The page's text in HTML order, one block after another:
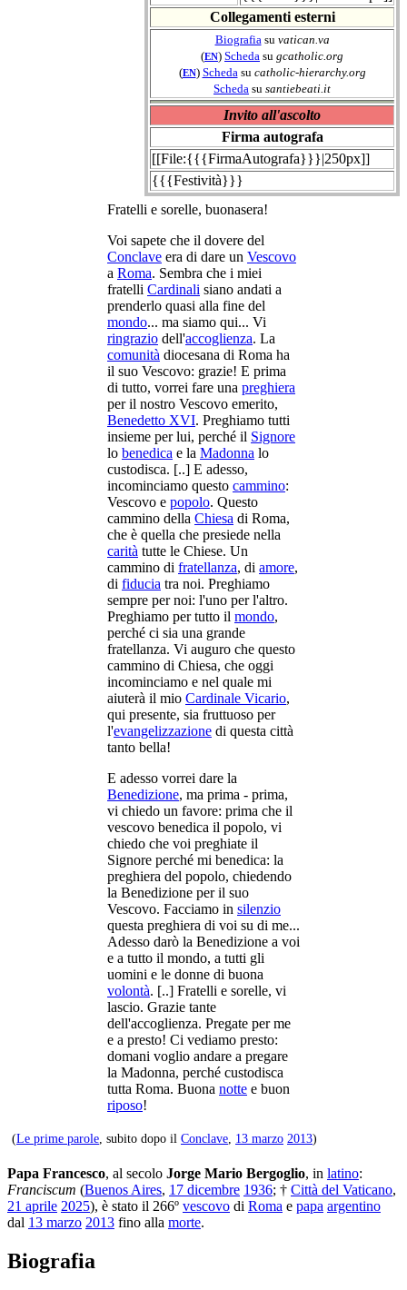
Collegamenti esterni
Biografia su vatican.va
(EN) Scheda su gcatholic.org
(EN) Scheda su catholic-hierarchy.org
Scheda su santiebeati.it
Invito all'ascolto
Firma autografa
[[File:{{{FirmaAutografa}}}|250px]]
{{{Festività}}}
Fratelli e sorelle, buonasera!
Voi sapete che il dovere del
Conclave era di dare un Vescovo
a Roma. Sembra che i miei
fratelli Cardinali siano andati a
prenderlo quasi alla fine del
mondo... ma siamo qui... Vi
ringrazio dell'accoglienza. La
comunità diocesana di Roma ha
il suo Vescovo: grazie! E prima
di tutto, vorrei fare una preghiera
per il nostro Vescovo emerito,
Benedetto XVI. Preghiamo tutti
insieme per lui, perché il Signore
lo benedica e la Madonna lo
custodisca. [..] E adesso,
incominciamo questo cammino:
Vescovo e popolo. Questo
cammino della Chiesa di Roma,
che è quella che presiede nella
carità tutte le Chiese. Un
cammino di fratellanza, di amore,
di fiducia tra noi. Preghiamo
sempre per noi: l'uno per l'altro.
Preghiamo per tutto il mondo,
perché ci sia una grande
fratellanza. Vi auguro che questo
cammino di Chiesa, che oggi
incominciamo e nel quale mi
aiuterà il mio Cardinale Vicario,
qui presente, sia fruttuoso per
l'evangelizzazione di questa città
tanto bella!
E adesso vorrei dare la
Benedizione, ma prima - prima,
vi chiedo un favore: prima che il
vescovo benedica il popolo, vi
chiedo che voi preghiate il
Signore perché mi benedica: la
preghiera del popolo, chiedendo
la Benedizione per il suo
Vescovo. Facciamo in silenzio
questa preghiera di voi su di me...
Adesso darò la Benedizione a voi
e a tutto il mondo, a tutti gli
uomini e le donne di buona
volontà. [..] Fratelli e sorelle, vi
lascio. Grazie tante
dell'accoglienza. Pregate per me
e a presto! Ci vediamo presto:
domani voglio andare a pregare
la Madonna, perché custodisca
tutta Roma. Buona notte e buon
riposo!
(Le prime parole , subito dopo il Conclave 13 marzo 2013)
Papa Francesco, al secolo Jorge Mario Bergoglio, in latino:
Franciscum (Buenos Aires, 17 dicembre 1936; † Città del Vaticano,
21 aprile 2025), è stato il 266º vescovo di Roma e papa argentino
dal 13 marzo 2013 fino alla morte.
Biografia